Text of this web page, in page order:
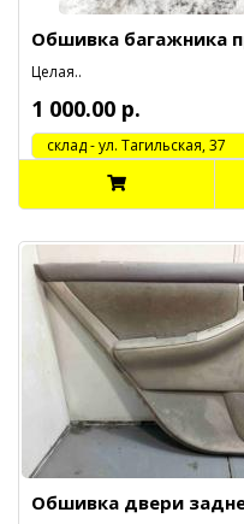
Обшивка багажника
Целая..
1 000.00 р.
cклад - ул. Тагильская, 37
Обшивка двери